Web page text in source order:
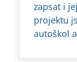
zapsat i
projektu
autoškol